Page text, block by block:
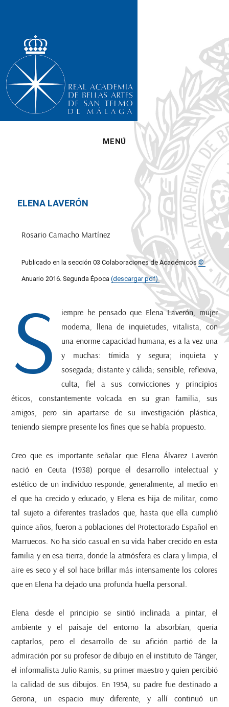
MENÚ
ELENA LAVERÓN
Rosario Camacho Martínez
Publicado en la sección 03 Colaboraciones de Académicos©
Anuario 2016. Segunda Época(descargar pdf)
S
iempre he pensado que Elena Laverón, mujer
moderna, llena de inquietudes, vitalista, con
una enorme capacidad humana, es a la vez una
y muchas: tímida y segura; inquieta y
sosegada; distante y cálida; sensible, reflexiva,
culta, fiel a sus convicciones y principios
éticos, constantemente volcada en su gran familia, sus
amigos, pero sin apartarse de su investigación plástica,
teniendo siempre presente los fines que se había propuesto.
Creo que es importante señalar que Elena Álvarez Laverón
nació en Ceuta (1938) porque el desarrollo intelectual y
estético de un individuo responde, generalmente, al medio en
el que ha crecido y educado, y Elena es hija de militar, como
tal sujeto a diferentes traslados que, hasta que ella cumplió
quince años, fueron a poblaciones del Protectorado Español en
Marruecos. No ha sido casual en su vida haber crecido en esta
familia y en esa tierra, donde la atmósfera es clara y limpia, el
aire es seco y el sol hace brillar más intensamente los colores
que en Elena ha dejado una profunda huella personal.
Elena desde el principio se sintió inclinada a pintar, el
ambiente y el paisaje del entorno la absorbían, quería
captarlos, pero el desarrollo de su afición partió de la
admiración por su profesor de dibujo en el instituto de Tánger,
el informalista Julio Ramis, su primer maestro y quien percibió
la calidad de sus dibujos. En 1954, su padre fue destinado a
Gerona, un espacio muy diferente, y allí continuó un